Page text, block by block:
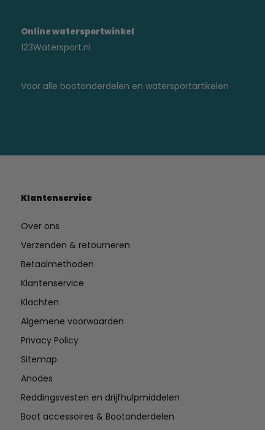
Online watersportwinkel
123Watersport.nl
Voor alle bootonderdelen en watersportartikelen
Klantenservice
Over ons
Verzenden & retourneren
Betaalmethoden
Klantenservice
Klachten
Algemene voorwaarden
Privacy Policy
Sitemap
Anodes
Reddingsvesten en drijfhulpmiddelen
Boot accessoires & Bootonderdelen